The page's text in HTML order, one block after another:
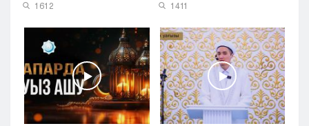
1612 1411